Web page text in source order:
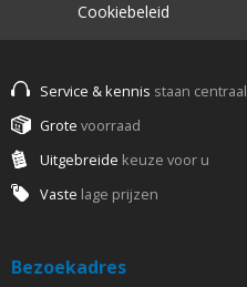
Cookiebeleid
Service & kennis staan centraal
Grote voorraad
Uitgebreide keuze voor u
Vaste lage prijzen
Bezoekadres